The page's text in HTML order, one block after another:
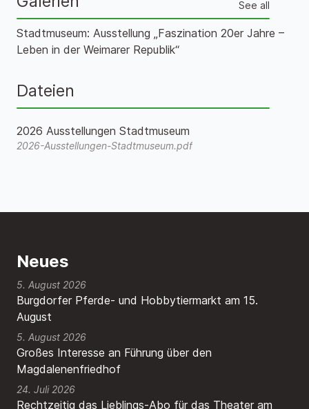
See all
Stadtmuseum: Ausstellung „Faszination 20er Jahre –
Leben in der Weimarer Republik“
Dateien
2026 Ausstellungen Stadtmuseum
2026-Ausstellungen-Stadtmuseum.pdf
Neues
Burgdorfer Pferde- und Hobbytiermarkt am 15.
August
5. August 2026
Großes Interesse an Führung über den
Magdalenenfriedhof
5. August 2026
Rechtzeitig das Lieblings-Abo für das Theater am
24. Juli 2026